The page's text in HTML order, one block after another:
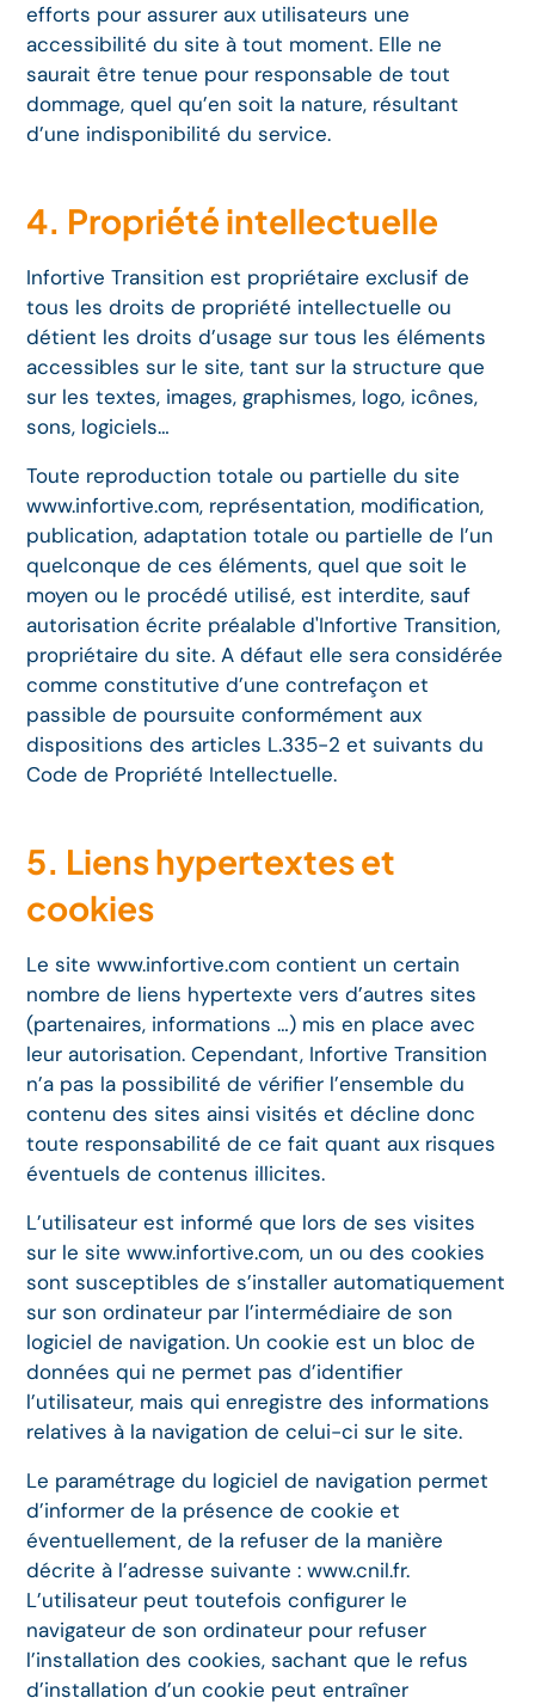
efforts pour assurer aux utilisateurs une
accessibilité du site à tout moment. Elle ne
saurait être tenue pour responsable de tout
dommage, quel qu’en soit la nature, résultant
d’une indisponibilité du service.
4. Propriété intellectuelle
Infortive Transition est propriétaire exclusif de
tous les droits de propriété intellectuelle ou
détient les droits d’usage sur tous les éléments
accessibles sur le site, tant sur la structure que
sur les textes, images, graphismes, logo, icônes,
sons, logiciels…
Toute reproduction totale ou partielle du site
www.infortive.com, représentation, modification,
publication, adaptation totale ou partielle de l’un
quelconque de ces éléments, quel que soit le
moyen ou le procédé utilisé, est interdite, sauf
autorisation écrite préalable d'Infortive Transition,
propriétaire du site. A défaut elle sera considérée
comme constitutive d’une contrefaçon et
passible de poursuite conformément aux
dispositions des articles L.335-2 et suivants du
Code de Propriété Intellectuelle.
5. Liens hypertextes et
cookies
Le site www.infortive.com contient un certain
nombre de liens hypertexte vers d’autres sites
(partenaires, informations …) mis en place avec
leur autorisation. Cependant, Infortive Transition
n’a pas la possibilité de vérifier l’ensemble du
contenu des sites ainsi visités et décline donc
toute responsabilité de ce fait quant aux risques
éventuels de contenus illicites.
L’utilisateur est informé que lors de ses visites
sur le site www.infortive.com, un ou des cookies
sont susceptibles de s’installer automatiquement
sur son ordinateur par l’intermédiaire de son
logiciel de navigation. Un cookie est un bloc de
données qui ne permet pas d’identifier
l’utilisateur, mais qui enregistre des informations
relatives à la navigation de celui-ci sur le site.
Le paramétrage du logiciel de navigation permet
d’informer de la présence de cookie et
éventuellement, de la refuser de la manière
décrite à l’adresse suivante : www.cnil.fr.
L’utilisateur peut toutefois configurer le
navigateur de son ordinateur pour refuser
l’installation des cookies, sachant que le refus
d’installation d’un cookie peut entraîner